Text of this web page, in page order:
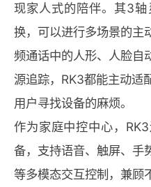
现家人式的陪伴。其3
换，可以进行多场景的主
频通话中的人形、人脸自
源追踪，RK3都能主动适
用户寻找设备的麻烦。
作为家庭中控中心，
备，支持语音、触屏、手
等多模态交互控制，兼顾